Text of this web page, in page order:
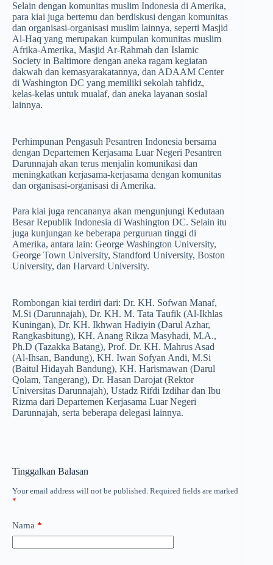
Selain dengan komunitas muslim Indonesia di Amerika,
para kiai juga bertemu dan berdiskusi dengan komunitas
dan organisasi-organisasi muslim lainnya, seperti Masjid
Al-Haq yang merupakan kumpulan komunitas muslim
Afrika-Amerika, Masjid Ar-Rahmah dan Islamic
Society in Baltimore dengan aneka ragam kegiatan
dakwah dan kemasyarakatannya, dan ADAAM Center
di Washington DC yang memiliki sekolah tahfidz,
kelas-kelas untuk mualaf, dan aneka layanan sosial
lainnya.
Perhimpunan Pengasuh Pesantren Indonesia bersama
dengan Departemen Kerjasama Luar Negeri Pesantren
Darunnajah akan terus menjalin komunikasi dan
meningkatkan kerjasama-kerjasama dengan komunitas
dan organisasi-organisasi di Amerika.
Para kiai juga rencananya akan mengunjungi Kedutaan
Besar Republik Indonesia di Washington DC. Selain itu
juga kunjungan ke beberapa perguruan tinggi di
Amerika, antara lain: George Washington University,
George Town University, Standford University, Boston
University, dan Harvard University.
Rombongan kiai terdiri dari: Dr. KH. Sofwan Manaf,
M.Si (Darunnajah), Dr. KH. M. Tata Taufik (Al-Ikhlas
Kuningan), Dr. KH. Ikhwan Hadiyin (Darul Azhar,
Rangkasbitung), KH. Anang Rikza Masyhadi, M.A.,
Ph.D (Tazakka Batang), Prof. Dr. KH. Mahrus Asad
(Al-Ihsan, Bandung), KH. Iwan Sofyan Andi, M.Si
(Baitul Hidayah Bandung), KH. Harismawan (Darul
Qolam, Tangerang), Dr. Hasan Darojat (Rektor
Universitas Darunnajah), Ustadz Rifdi Izdihar dan Ibu
Rizma dari Departemen Kerjasama Luar Negeri
Darunnajah, serta beberapa delegasi lainnya.
Tinggalkan Balasan
Your email address will not be published. Required fields are marked
*
Nama *